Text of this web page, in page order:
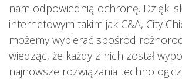
nam odpowiednią ochronę. Dzięki
internetowym takim jak C&A, City
możemy wybierać spośród
wiedząc, że każdy z nich został
najnowsze rozwiązania